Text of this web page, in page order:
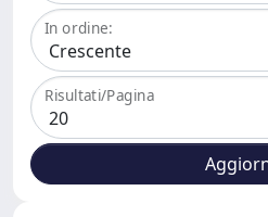
In ordine:
Risultati/Pagina